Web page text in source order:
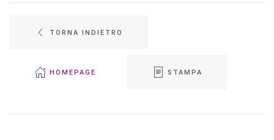
TORNA INDIETRO
HOMEPAGE STAMPA